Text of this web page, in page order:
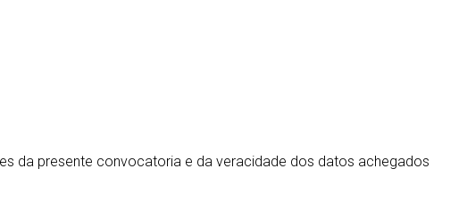
da presente convocatoria e da veracidade dos datos achegados